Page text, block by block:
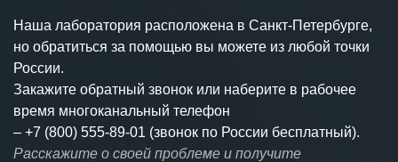
Наша лаборатория расположена в Санкт-Петербурге,
но обратиться за помощью вы можете из любой точки
России.
Закажите обратный звонок или наберите в рабочее
время многоканальный телефон
– +7 (800) 555-89-01 (звонок по России бесплатный).
Расскажите о своей проблеме и получите